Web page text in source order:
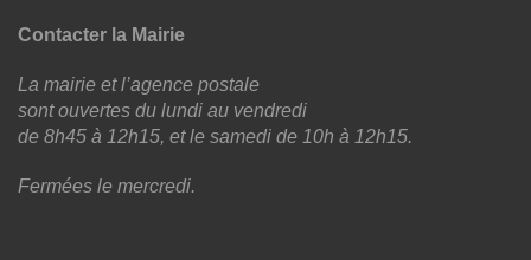
Contacter la Mairie
La mairie et l’agence postale
sont ouvertes du lundi au vendredi
de 8h45 à 12h15, et le samedi de 10h à 12h15.
Fermées le mercredi.